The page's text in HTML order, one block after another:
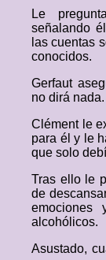
Le
señalando
las cuentas
conocidos.
Gerfaut
no dirá nada.
Clément le
para él y le
que solo
Tras ello le
de
alcohólicos.
Asustado,